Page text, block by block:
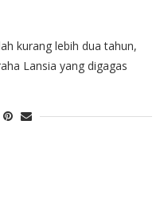
kurang lebih dua tahun,
Lansia yang digagas